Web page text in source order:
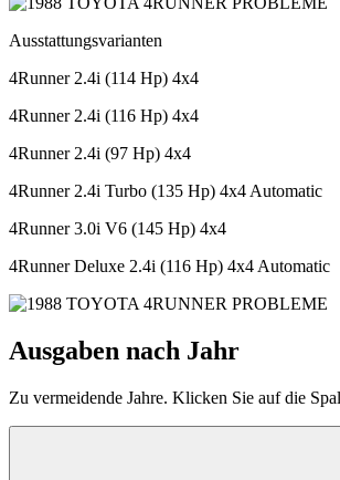
Ausstattungsvarianten
4Runner 2.4i (114 Hp) 4x4
4Runner 2.4i (116 Hp) 4x4
4Runner 2.4i (97 Hp) 4x4
4Runner 2.4i Turbo (135 Hp) 4x4 Automatic
4Runner 3.0i V6 (145 Hp) 4x4
4Runner Deluxe 2.4i (116 Hp) 4x4 Automatic
Ausgaben nach Jahr
Zu vermeidende Jahre. Klicken Sie auf die